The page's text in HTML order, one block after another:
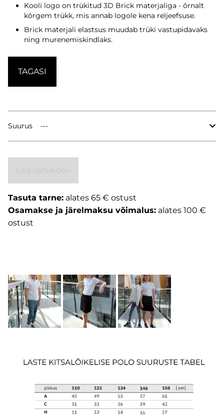
Kooli logo on trükitud 3D Brick materjaliga - õrnalt
kõrgem trükk, mis annab logole kena reljeefsuse.
Brick materjali elastsus muudab trüki vastupidavaks
ning murenemiskindlaks.
TAGASI
Suurus
Tasuta tarne: alates 65 € ostust
Osamakse ja järelmaksu võimalus: alates 100 €
ostust